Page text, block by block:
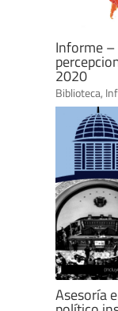
Informe
2020
Biblioteca,
Asesoría